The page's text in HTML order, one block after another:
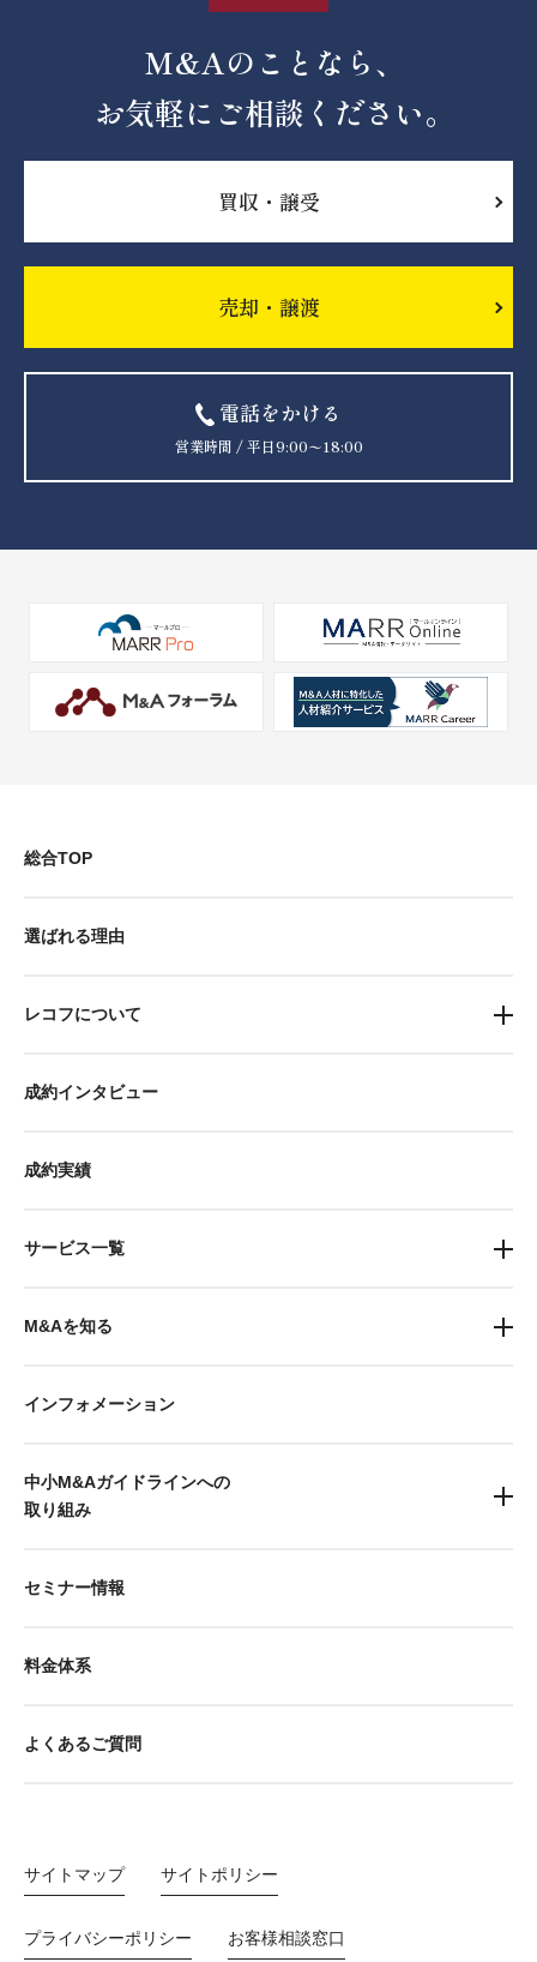
M&Aのことなら、
お気軽にご相談ください。
買収・譲受
売却・譲渡
電話をかける
営業時間 / 平日9:00〜18:00
総合TOP
選ばれる理由
レコフについて
成約インタビュー
成約実績
サービス一覧
M&Aを知る
インフォメーション
中小M&Aガイドラインへの
取り組み
セミナー情報
料金体系
よくあるご質問
サイトマップ サイトポリシー
プライバシーポリシー お客様相談窓口